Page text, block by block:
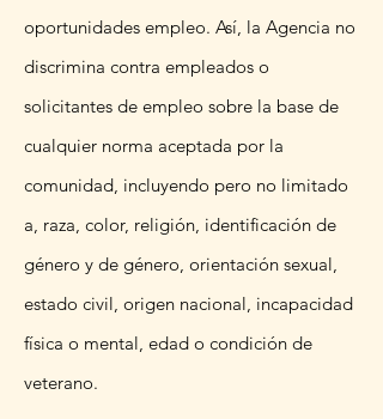
oportunidades empleo. Así, la Agencia no
discrimina contra empleados o
solicitantes de empleo sobre la base de
cualquier norma aceptada por la
comunidad, incluyendo pero no limitado
a, raza, color, religión, identificación de
género y de género, orientación sexual,
estado civil, origen nacional, incapacidad
física o mental, edad o condición de
veterano.